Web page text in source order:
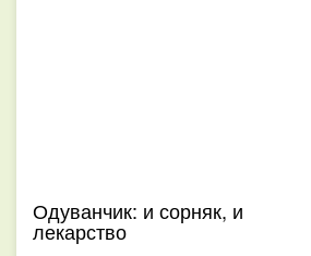
Одуванчик: и сорняк, и
лекарство